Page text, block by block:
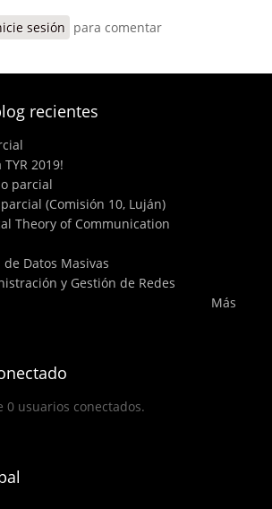
sesión para comentar
recientes
2019!
parcial
(Comisión 10, Luján)
Theory of Communication
de Datos Masivas
y Gestión de Redes
Más
0 usuarios conectados.